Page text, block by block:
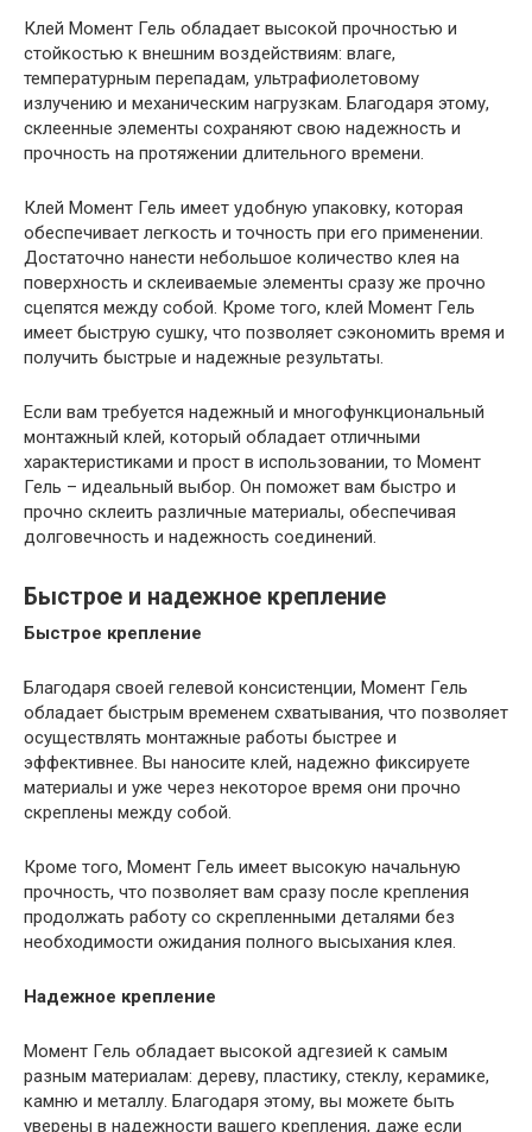
Клей Момент Гель обладает высокой прочностью и
стойкостью к внешним воздействиям: влаге,
температурным перепадам, ультрафиолетовому
излучению и механическим нагрузкам. Благодаря этому,
склеенные элементы сохраняют свою надежность и
прочность на протяжении длительного времени.
Клей Момент Гель имеет удобную упаковку, которая
обеспечивает легкость и точность при его применении.
Достаточно нанести небольшое количество клея на
поверхность и склеиваемые элементы сразу же прочно
сцепятся между собой. Кроме того, клей Момент Гель
имеет быструю сушку, что позволяет сэкономить время и
получить быстрые и надежные результаты.
Если вам требуется надежный и многофункциональный
монтажный клей, который обладает отличными
характеристиками и прост в использовании, то Момент
Гель – идеальный выбор. Он поможет вам быстро и
прочно склеить различные материалы, обеспечивая
долговечность и надежность соединений.
Быстрое и надежное крепление
Быстрое крепление
Благодаря своей гелевой консистенции, Момент Гель
обладает быстрым временем схватывания, что позволяет
осуществлять монтажные работы быстрее и
эффективнее. Вы наносите клей, надежно фиксируете
материалы и уже через некоторое время они прочно
скреплены между собой.
Кроме того, Момент Гель имеет высокую начальную
прочность, что позволяет вам сразу после крепления
продолжать работу со скрепленными деталями без
необходимости ожидания полного высыхания клея.
Надежное крепление
Момент Гель обладает высокой адгезией к самым
разным материалам: дереву, пластику, стеклу, керамике,
камню и металлу. Благодаря этому, вы можете быть
уверены в надежности вашего крепления, даже если